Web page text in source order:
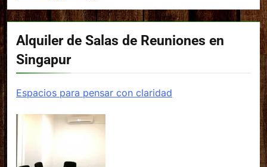
Alquiler de Salas de Reuniones en
Singapur
Espacios para pensar con claridad